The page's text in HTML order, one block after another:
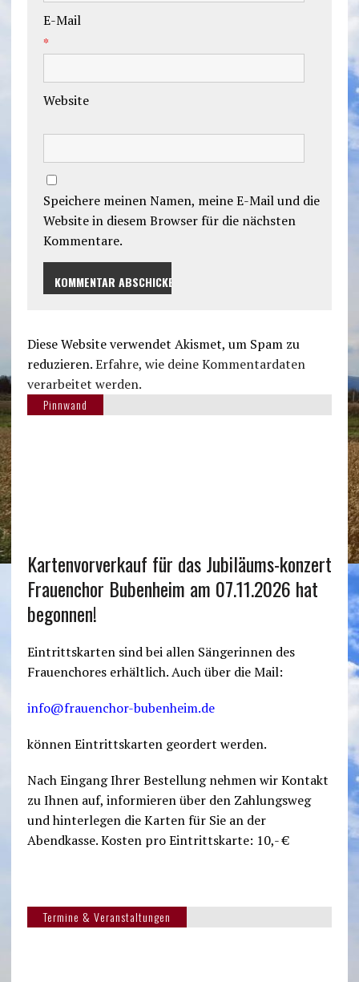
E-Mail
*
Website
Speichere meinen Namen, meine E-Mail und die
Website in diesem Browser für die nächsten
Kommentare.
Diese Website verwendet Akismet, um Spam zu
reduzieren.Erfahre, wie deine Kommentardaten
verarbeitet werden.
Pinnwand
Kartenvorverkauf für das Jubiläums-konzert
Frauenchor Bubenheim am 07.11.2026 hat
begonnen!
Eintrittskarten sind bei allen Sängerinnen des
Frauenchores erhältlich. Auch über die Mail:
info@frauenchor-bubenheim.de
können Eintrittskarten geordert werden.
Nach Eingang Ihrer Bestellung nehmen wir Kontakt
zu Ihnen auf, informieren über den Zahlungsweg
und hinterlegen die Karten für Sie an der
Abendkasse. Kosten pro Eintrittskarte: 10,- €
Termine & Veranstaltungen